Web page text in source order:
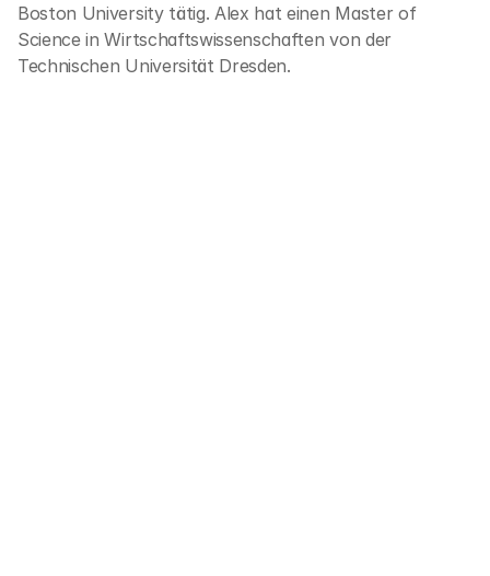
Boston University tätig. Alex hat einen Master of
Science in Wirtschaftswissenschaften von der
Technischen Universität Dresden.